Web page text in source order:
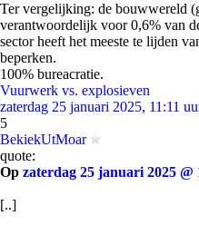
Ter vergelijking: de bouwwereld
verantwoordelijk voor 0,6% van
sector heeft het meeste te lijden
beperken.
100% bureacratie.
Vuurwerk vs. explosieven
zaterdag 25 januari 2025, 11:11
5
BekiekUtMoar
quote:
Op zaterdag 25 januari 2025 @
[..]